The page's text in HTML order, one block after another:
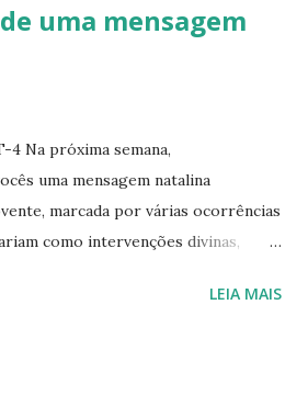
uma mensagem
4 Na próxima semana,
uma mensagem natalina
marcada por várias ocorrências
como intervenções divinas,
proteção extraordinária queLEIA MAIS